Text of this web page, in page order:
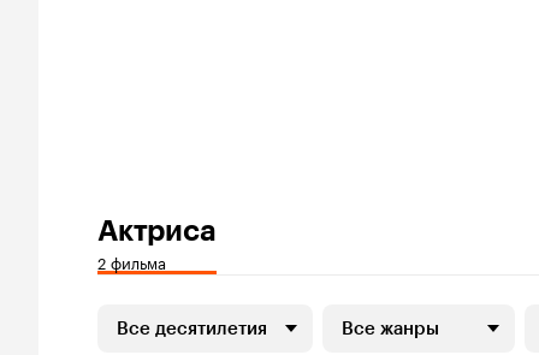
Актриса
2 фильма
Все десятилетия Все жанры